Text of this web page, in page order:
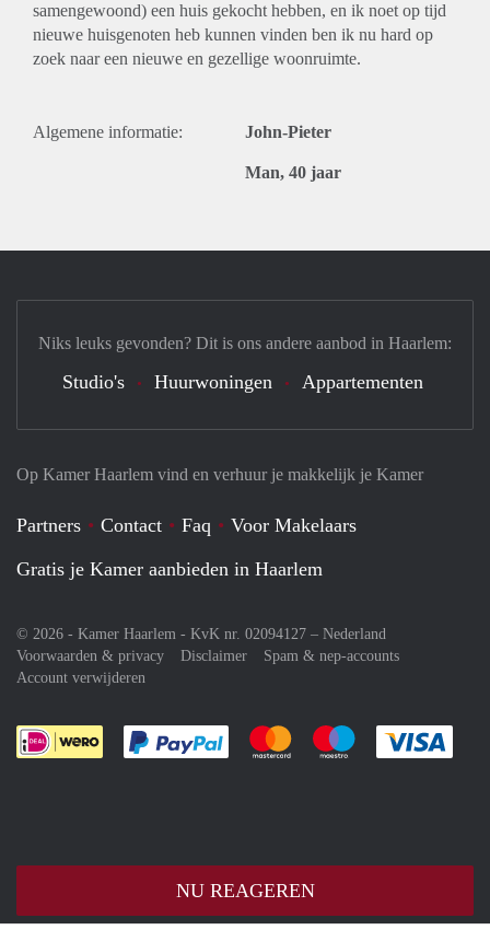
samengewoond) een huis gekocht hebben, en ik noet op tijd
nieuwe huisgenoten heb kunnen vinden ben ik nu hard op
zoek naar een nieuwe en gezellige woonruimte.
Algemene informatie: John-Pieter
Man, 40 jaar
NU REAGEREN
Op Kamer Haarlem vind en verhuur je makkelijk je Kamer
Partners Contact Faq
Voor Makelaars
Gratis je Kamer aanbieden in Haarlem
© 2026 - Kamer Haarlem - KvK nr. 02094127 – Nederland
Voorwaarden & privacy
Disclaimer
Spam & nep-accounts
Account verwijderen
Je rekent gemakkelijk af met Paypal
Je rekent gemakkelijk af met
Je rekent
Niks leuks gevonden? Dit is ons andere aanbod in Haarlem:
Studio's Huurwoningen Appartementen